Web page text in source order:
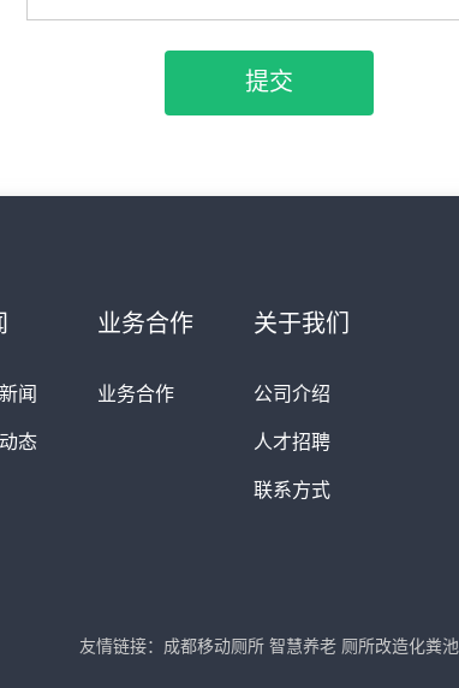
提交
闻
态
业务合作
业务合作
关于我们
公司介绍
人才招聘
联系方式
友情链接： 成都移动厕所 智慧养老 厕所改造化粪池